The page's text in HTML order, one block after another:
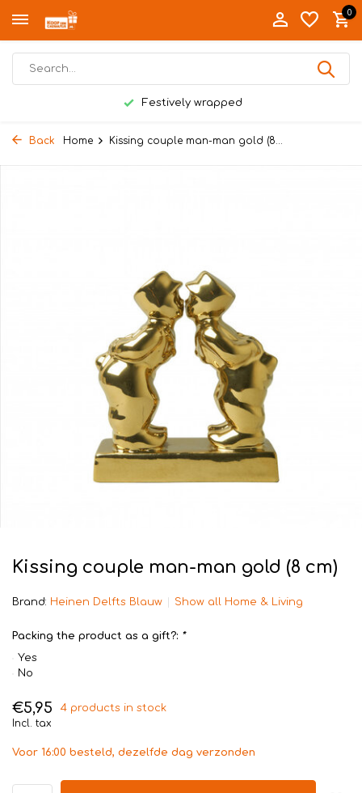
0
Festively wrapped
Back Home Kissing couple man-man gold (8...
Kissing couple man-man gold (8 cm)
Brand: Heinen Delfts Blauw Show all Home & Living
Packing the product as a gift?: *
Yes
No
€5,95
4 products in stock
Incl. tax
Voor 16:00 besteld, dezelfde dag verzonden